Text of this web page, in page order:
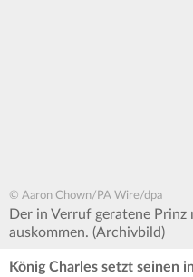
© Aaron Chown/PA Wire/dpa
Der in Verruf geratene Prinz
auskommen. (Archivbild)
König Charles setzt seinen